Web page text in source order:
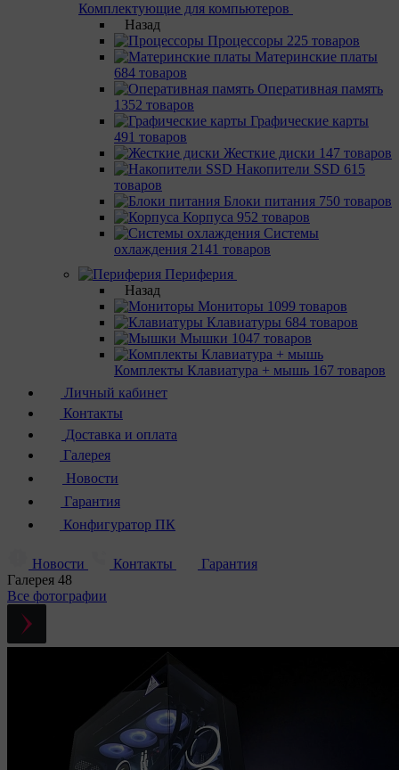
Комплектующие для компьютеров
Назад
Процессоры 225 товаров
Материнcкие платы
684 товаров
Оперативная память
1352 товаров
Графические карты
491 товаров
Жесткие диски 147 товаров
Накопители SSD 615
товаров
Блоки питания 750 товаров
Корпуса 952 товаров
Системы
охлаждения 2141 товаров
Периферия
Назад
Мониторы 1099 товаров
Клавиатуры 684 товаров
Мышки 1047 товаров
Комплекты Клавиатура + мышь 167 товаров
Личный кабинет
Контакты
Доставка и оплата
Галерея
Новости
Гарантия
Конфигуратор ПК
Новости Контакты
Гарантия
Галерея 48
Все фотографии